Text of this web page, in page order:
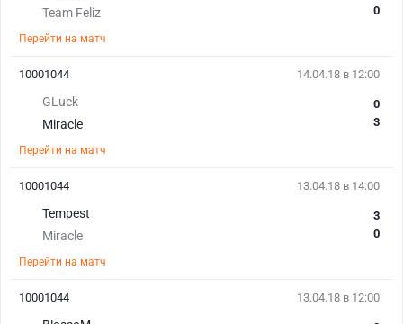
Team Feliz
0
Перейти на матч
14.04.18 в 12:00
GLuck
Miracle
0
3
Перейти на матч
10001044
13.04.18 в 14:00
Tempest
Miracle
3
0
Перейти на матч
10001044
13.04.18 в 12:00
10001044